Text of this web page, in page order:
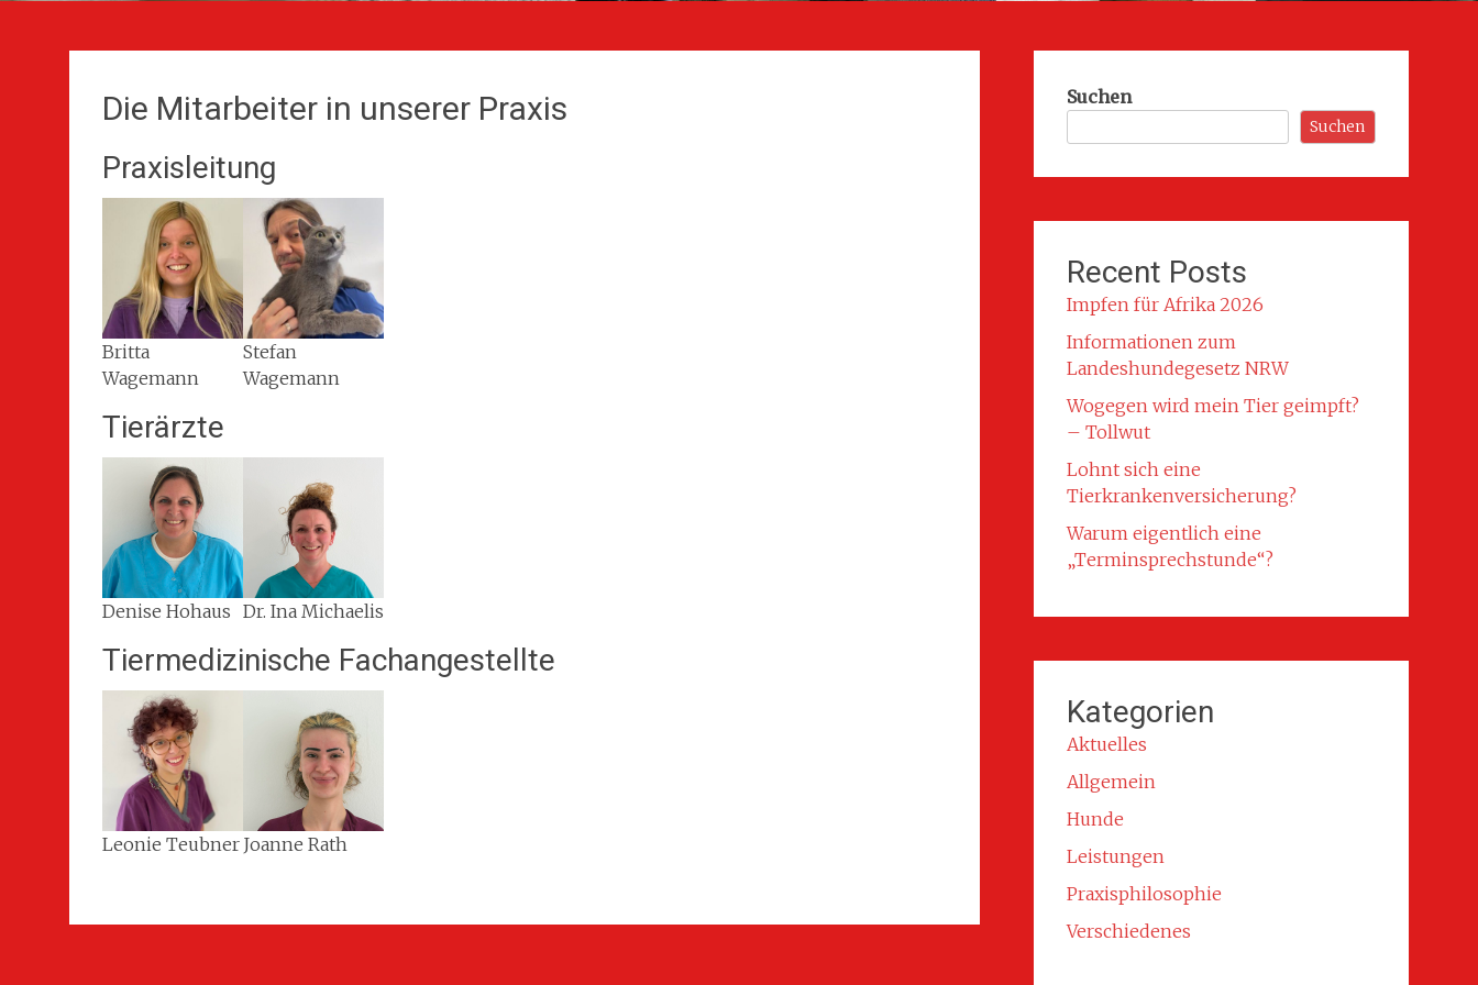
Die Mitarbeiter in unserer Praxis
Praxisleitung
Britta
Wagemann
Stefan
Wagemann
Tierärzte
Denise Hohaus Dr. Ina Michaelis
Tiermedizinische Fachangestellte
Leonie Teubner Joanne Rath
Suchen
Suchen
Recent Posts
Impfen für Afrika 2026
Informationen zum
Landeshundegesetz NRW
Wogegen wird mein Tier geimpft?
– Tollwut
Lohnt sich eine
Tierkrankenversicherung?
Warum eigentlich eine
„Terminsprechstunde“?
Kategorien
Aktuelles
Allgemein
Hunde
Leistungen
Praxisphilosophie
Verschiedenes